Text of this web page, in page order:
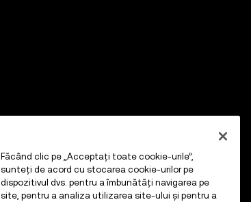
Făcând clic pe „Acceptați toate cookie-urile”,
sunteți de acord cu stocarea cookie-urilor pe
dispozitivul dvs. pentru a îmbunătăți navigarea pe
site, pentru a analiza utilizarea site-ului și pentru a